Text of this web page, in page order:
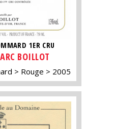
1ER CRU
BOILLOT
Rouge 2005